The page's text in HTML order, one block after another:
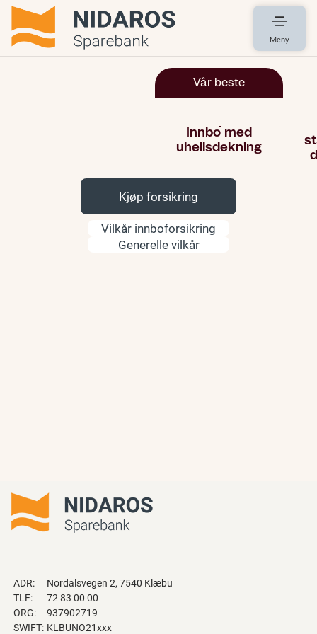
Meny
Kjøp forsikring
Vilkår innboforsikring
Generelle vilkår
ADR:
Nordalsvegen 2, 7540 Klæbu
TLF:
72 83 00 00
ORG:
937902719
SWIFT: KLBUNO21xxx